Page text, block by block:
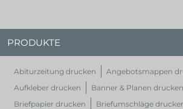
PRODUKTE
Abiturzeitung drucken
Angebotsmappen
Aufkleber drucken
Banner & Planen drucken
Briefpapier drucken
Briefumschläge